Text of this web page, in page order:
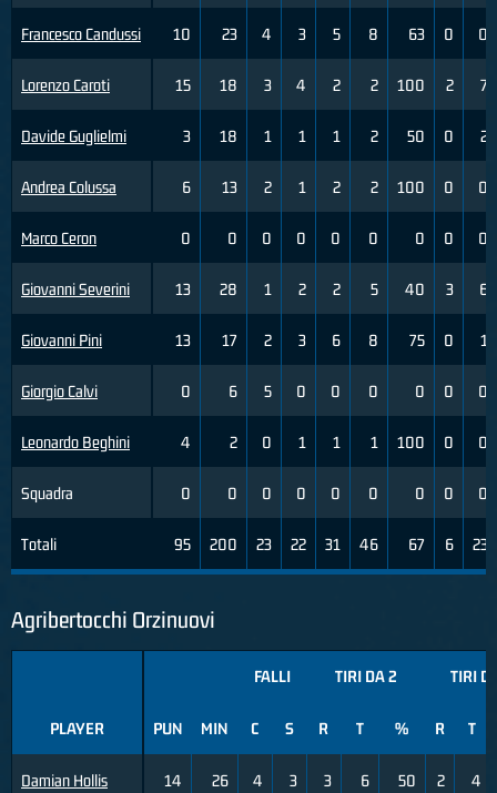
Francesco Candussi
Lorenzo Caroti
Davide Guglielmi
Andrea Colussa
Marco Ceron
Giovanni Severini
Giovanni Pini
Giorgio Calvi
Leonardo Beghini
Squadra
Totali
10 23 4 3 5 8 63 0 0
15 18 3 4 2 2 100 2 7
3 18 1 1 1 2 50 0 2
6 13 2 1 2 2 100 0 0
0 0 0 0 0 0 0 0 0
13 28 1 2 2 5 40 3 6
13 17 2 3 6 8 75 0 1
0 6 5 0 0 0 0 0 0
4 2 0 1 1 1 100 0 0
0 0 0 0 0 0 0 0 0
95 200 23 22 31 46 67 6 23
Agribertocchi Orzinuovi
PLAYER
Damian Hollis
FALLI TIRI DA 2 TIRI
PUN MIN C S R T % R T
14 26 4 3 3 6 50 2 4